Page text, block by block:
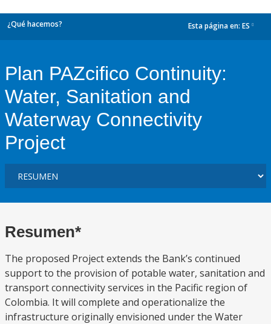
¿Qué hacemos? Esta página en: ES
Plan PAZcifico Continuity:
Water, Sanitation and
Waterway Connectivity
Project
Resumen*
The proposed Project extends the Bank’s continued
support to the provision of potable water, sanitation and
transport connectivity services in the Pacific region of
Colombia. It will complete and operationalize the
infrastructure originally envisioned under the Water